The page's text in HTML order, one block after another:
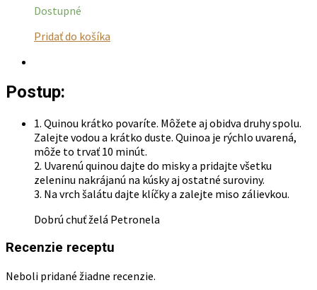
Dostupné
Pridať do košíka
si
môžete
vybrať
na
stránke
produktu.
Postup:
1. Quinou krátko povaríte. Môžete aj obidva druhy spolu.
Zalejte vodou a krátko duste. Quinoa je rýchlo uvarená,
môže to trvať 10 minút.
2. Uvarenú quinou dajte do misky a pridajte všetku
zeleninu nakrájanú na kúsky aj ostatné suroviny.
3. Na vrch šalátu dajte klíčky a zalejte miso zálievkou.
Dobrú chuť želá Petronela
Recenzie receptu
Neboli pridané žiadne recenzie.